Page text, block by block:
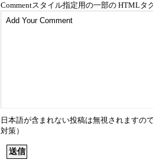
Commentスタイル指定用の一部の HTMLタ
日本語が含まれない投稿は無視されますの
対策）